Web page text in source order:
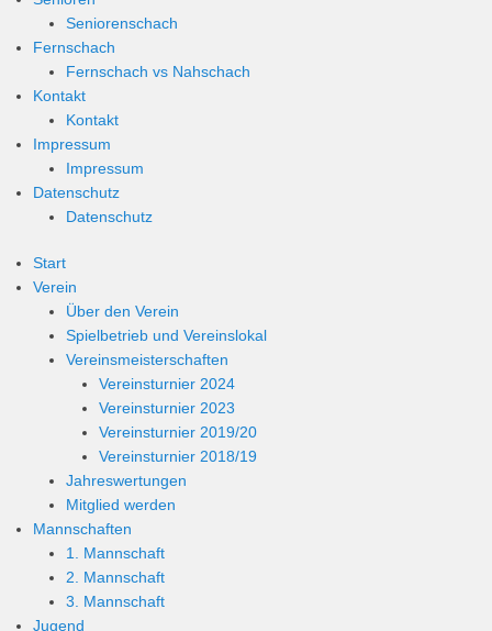
Seniorenschach
Fernschach
Fernschach vs Nahschach
Kontakt
Kontakt
Impressum
Impressum
Datenschutz
Datenschutz
Start
Verein
Über den Verein
Spielbetrieb und Vereinslokal
Vereinsmeisterschaften
Vereinsturnier 2024
Vereinsturnier 2023
Vereinsturnier 2019/20
Vereinsturnier 2018/19
Jahreswertungen
Mitglied werden
Mannschaften
1. Mannschaft
2. Mannschaft
3. Mannschaft
Jugend